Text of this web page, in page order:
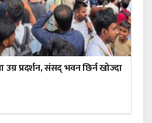
उग्र प्रदर्शन, संसद् भवन छिर्न खोज्दा